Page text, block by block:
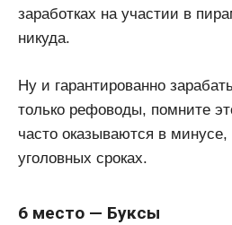
заработках на участии в
никуда.
Ну и гарантированно
только рефоводы, помните
часто оказываются в минусе,
уголовных сроках.
6 место — Буксы